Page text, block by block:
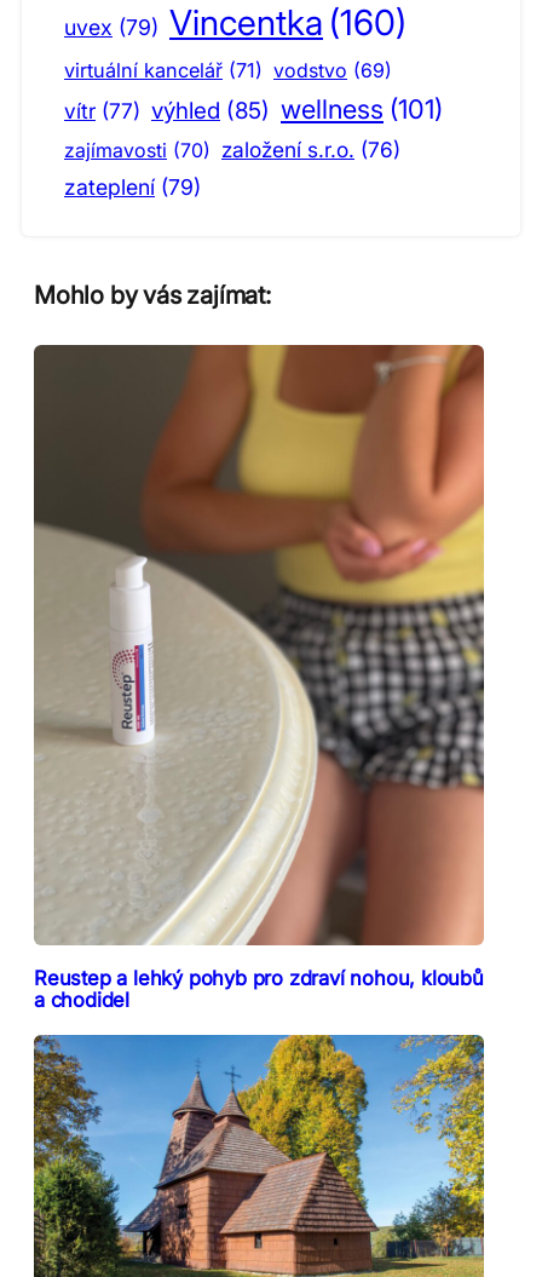
uvex (79) Vincentka (160)
virtuální kancelář (71) vodstvo (69)
vítr (77) výhled (85) wellness (101)
zajímavosti (70) založení s.r.o. (76)
zateplení (79)
Mohlo by vás zajímat:
Reustep a lehký pohyb pro zdraví nohou, kloubů
a chodidel